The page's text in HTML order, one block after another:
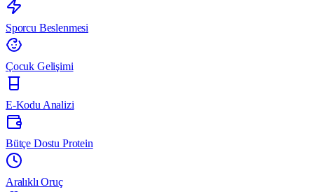
Sporcu Beslenmesi
Çocuk Gelişimi
E-Kodu Analizi
Bütçe Dostu Protein
Aralıklı Oruç